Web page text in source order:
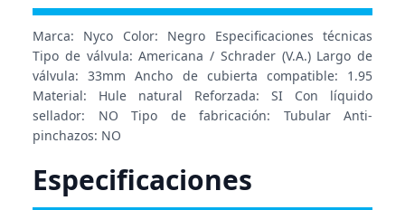
Marca: Nyco Color: Negro Especificaciones técnicas
Tipo de válvula: Americana / Schrader (V.A.) Largo de
válvula: 33mm Ancho de cubierta compatible: 1.95
Material: Hule natural Reforzada: SI Con líquido
sellador: NO Tipo de fabricación: Tubular Anti-
pinchazos: NO
Especificaciones